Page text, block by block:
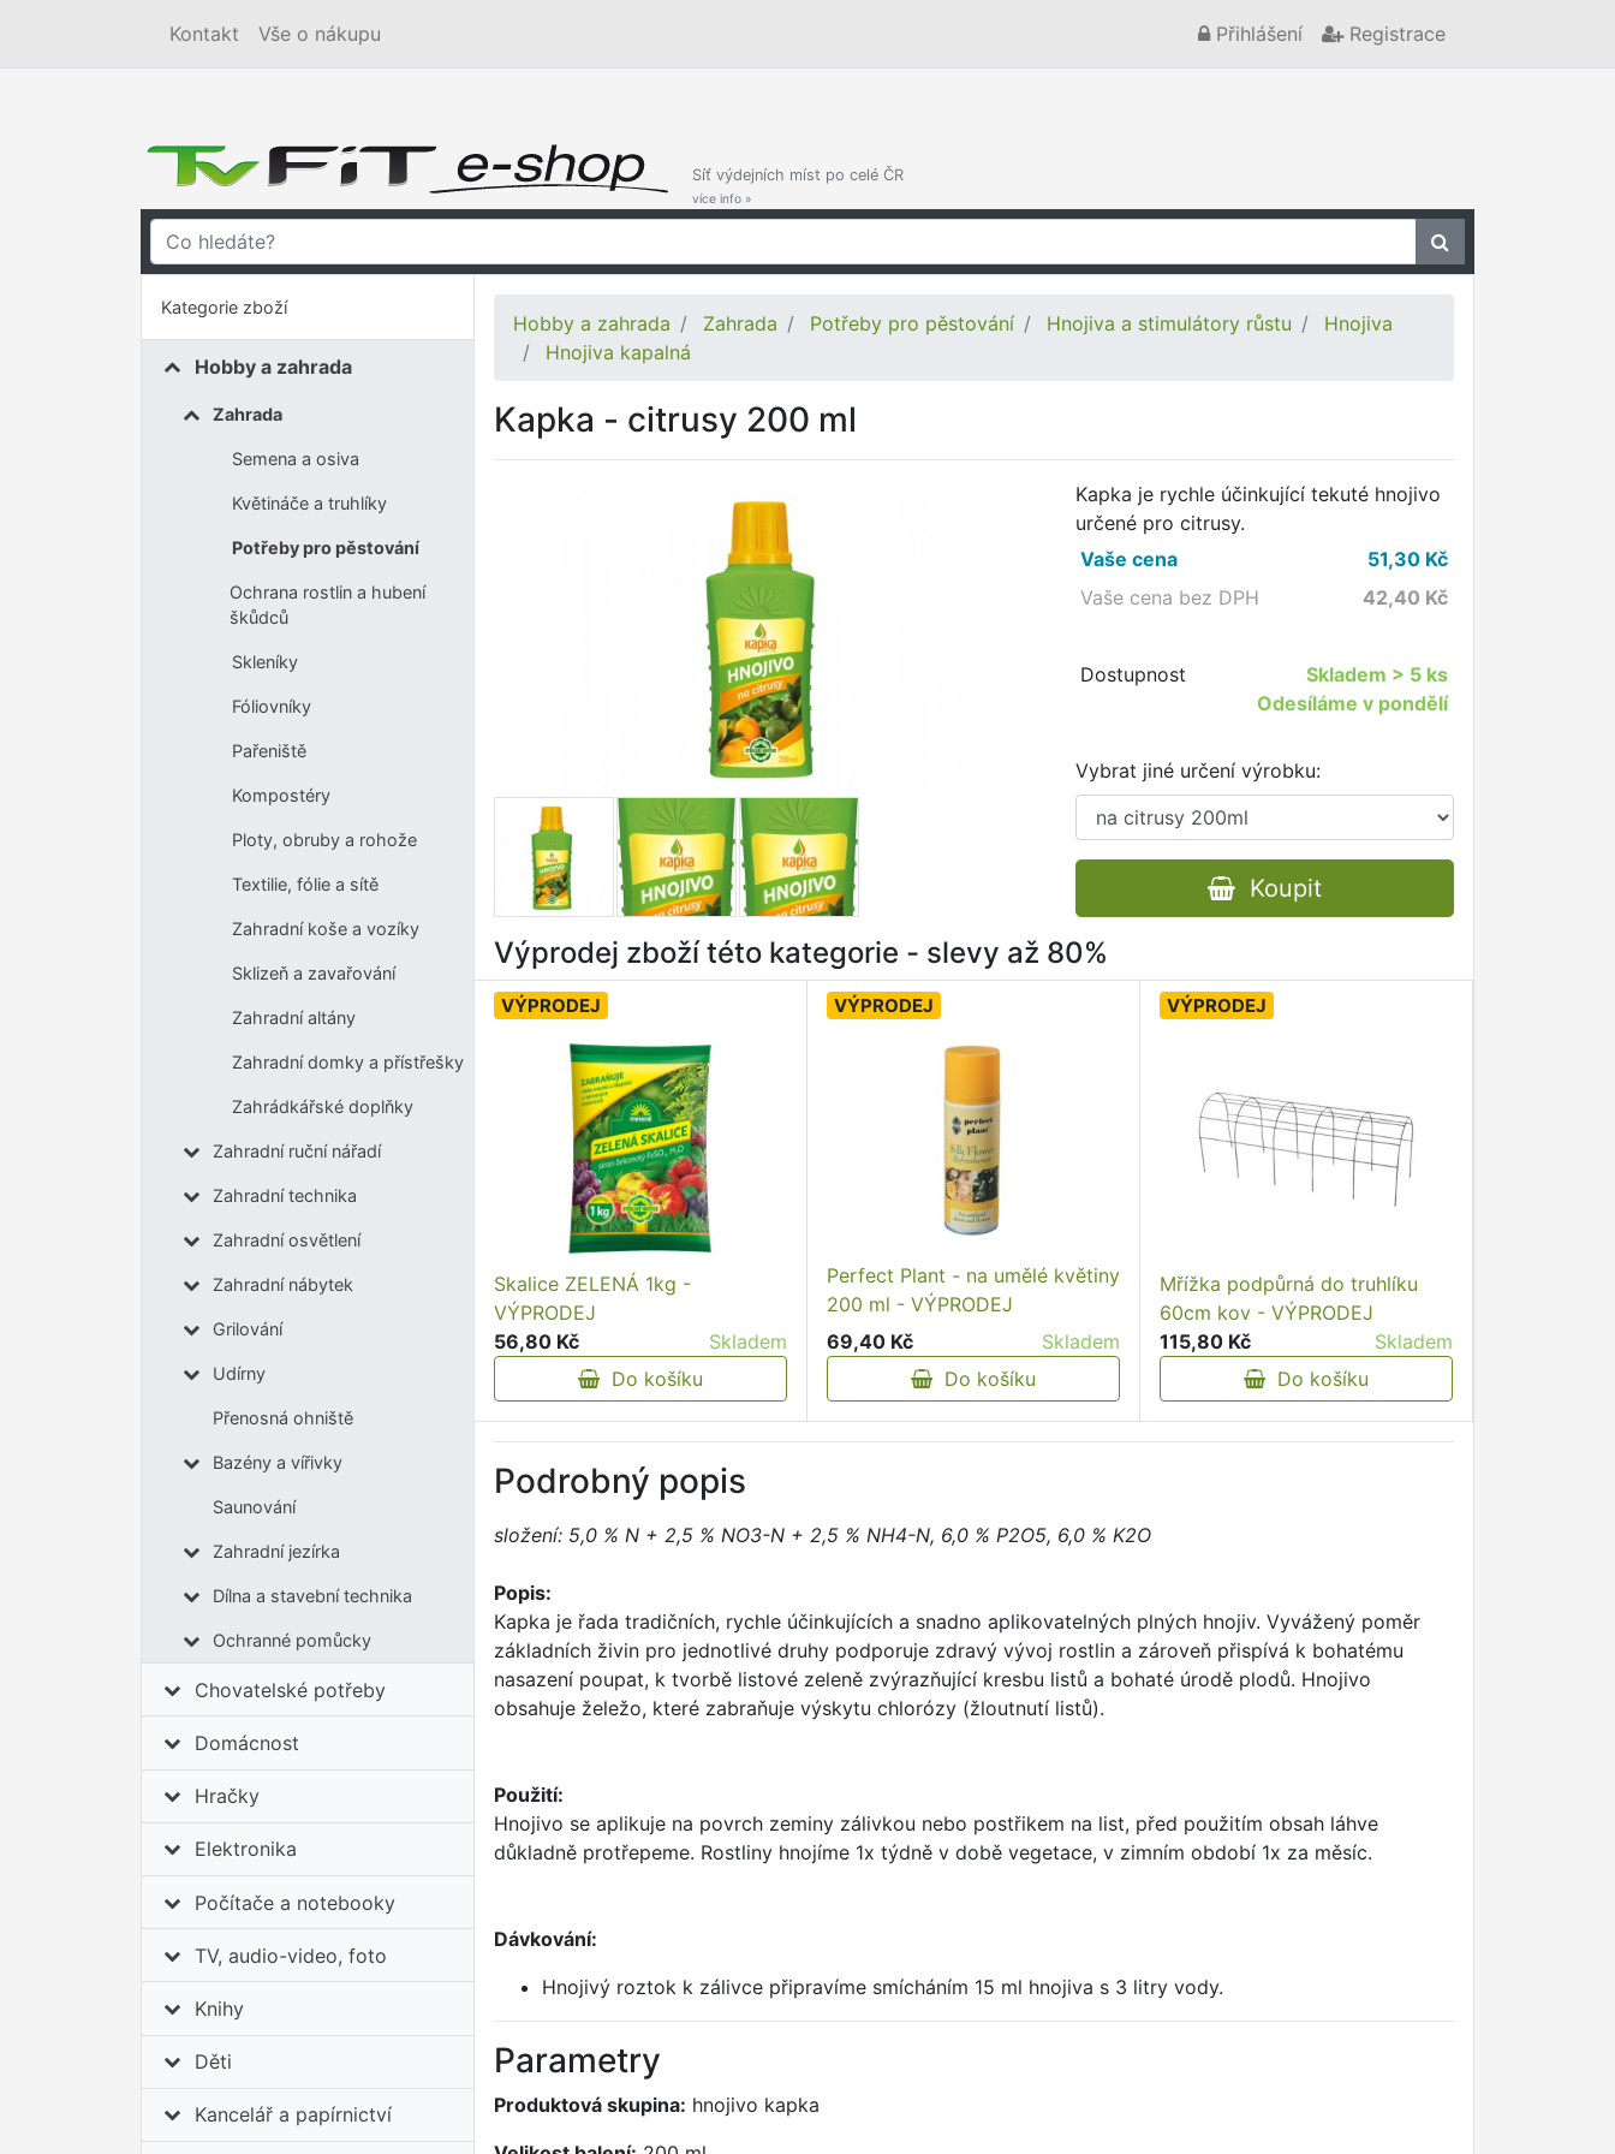
Kontakt Vše o nákupu Přihlášení Registrace
Síť výdejních míst po celé ČR
více info »
Kategorie zboží
Hobby a zahrada
Zahrada
Semena a osiva
Květináče a truhlíky
Potřeby pro pěstování
Ochrana rostlin a hubení
škůdců
Skleníky
Fóliovníky
Pařeniště
Kompostéry
Ploty, obruby a rohože
Textilie, fólie a sítě
Zahradní koše a vozíky
Sklizeň a zavařování
Zahradní altány
Zahradní domky a přístřešky
Zahrádkářské doplňky
Zahradní ruční nářadí
Zahradní technika
Zahradní osvětlení
Zahradní nábytek
Grilování
Udírny
Přenosná ohniště
Bazény a vířivky
Saunování
Zahradní jezírka
Dílna a stavební technika
Ochranné pomůcky
Chovatelské potřeby
Domácnost
Hračky
Elektronika
Počítače a notebooky
TV, audio-video, foto
Knihy
Děti
Kancelář a papírnictví
Hobby a zahrada Zahrada Potřeby pro pěstování Hnojiva a stimulátory růstu
Hnojiva
Hnojiva kapalná
Kapka - citrusy 200 ml
Kapka je rychle účinkující tekuté hnojivo
určené pro citrusy.
Vaše cena
51,30Kč
Vaše cena bez DPH
42,40 Kč
Dostupnost Skladem > 5 ks
Odesíláme v pondělí
Vybrat jiné určení výrobku:
Koupit
Výprodej zboží této kategorie - slevy až 80%
VÝPRODEJ
Skalice ZELENÁ 1kg -
VÝPRODEJ
56,80 Kč
Skladem
Do košíku
VÝPRODEJ
Perfect Plant - na umělé květiny
200 ml - VÝPRODEJ
69,40 Kč
Skladem
Do košíku
VÝPRODEJ
Mřížka podpůrná do truhlíku
60cm kov - VÝPRODEJ
115,80 Kč
Skladem
Do košíku
Podrobný popis
složení: 5,0 % N + 2,5 % NO3-N + 2,5 % NH4-N, 6,0 % P2O5, 6,0 % K2O
Popis:
Kapka je řada tradičních, rychle účinkujících a snadno aplikovatelných plných hnojiv. Vyvážený poměr
základních živin pro jednotlivé druhy podporuje zdravý vývoj rostlin a zároveň přispívá k bohatému
nasazení poupat, k tvorbě listové zeleně zvýrazňující kresbu listů a bohaté úrodě plodů. Hnojivo
obsahuje želežo, které zabraňuje výskytu chlorózy (žloutnutí listů).
Použití:
Hnojivo se aplikuje na povrch zeminy zálivkou nebo postřikem na list, před použitím obsah láhve
důkladně protřepeme. Rostliny hnojíme 1x týdně v době vegetace, v zimním období 1x za měsíc.
Dávkování:
Hnojivý roztok k zálivce připravíme smícháním 15 ml hnojiva s 3 litry vody.
Parametry
Produktová skupina: hnojivo kapka